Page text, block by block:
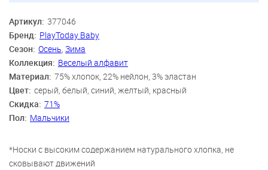
Артикул: 377046
Бренд: PlayToday Baby
Сезон: Осень Зима
Коллекция: Веселый алфавит
Материал: 75% хлопок, 22% нейлон, 3% эластан
Цвет: серый, белый, синий, желтый, красный
Скидка: 71%
Пол: Мальчики
*Носки с высоким содержанием натурального хлопка, не
сковывают движений